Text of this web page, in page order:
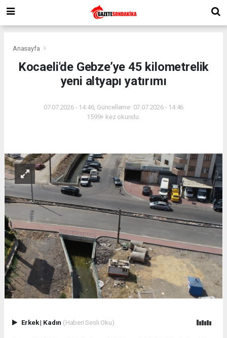
Anasayfa
Kocaeli'de Gebze’ye 45 kilometrelik
yeni altyapı yatırımı
07.07.2026 - 14:46, Güncelleme: 07.07.2026 - 14:46
1599+ kez okundu.
Erkek| Kadın (Haberi Sesli Oku)